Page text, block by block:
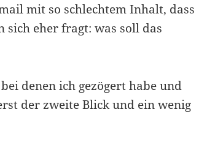
mit so schlechtem Inhalt, dass
eher fragt: was soll das
denen ich gezögert habe und
der zweite Blick und ein wenig